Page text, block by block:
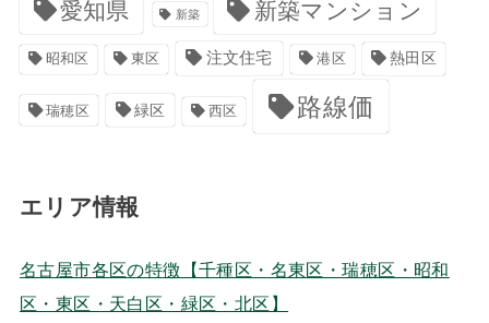
愛知県 新築 新築マンション
昭和区 東区 注文住宅 港区 熱田区
瑞穂区 緑区 西区 路線価
エリア情報
名古屋市各区の特徴【千種区・名東区・瑞穂区・昭和
区・東区・天白区・緑区・北区】